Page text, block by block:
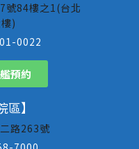
號84樓之1(台北
)
0022
預約
區】
路263號